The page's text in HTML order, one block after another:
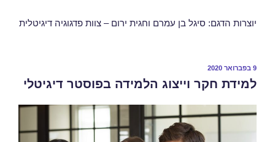
יוצרות הדגם: סיגל בן עמרם וחגית ירום – צוות פדגוגיה דיגיטלית
9 בפברואר 2020
למידת חקר וייצוג הלמידה בפוסטר דיגיטלי